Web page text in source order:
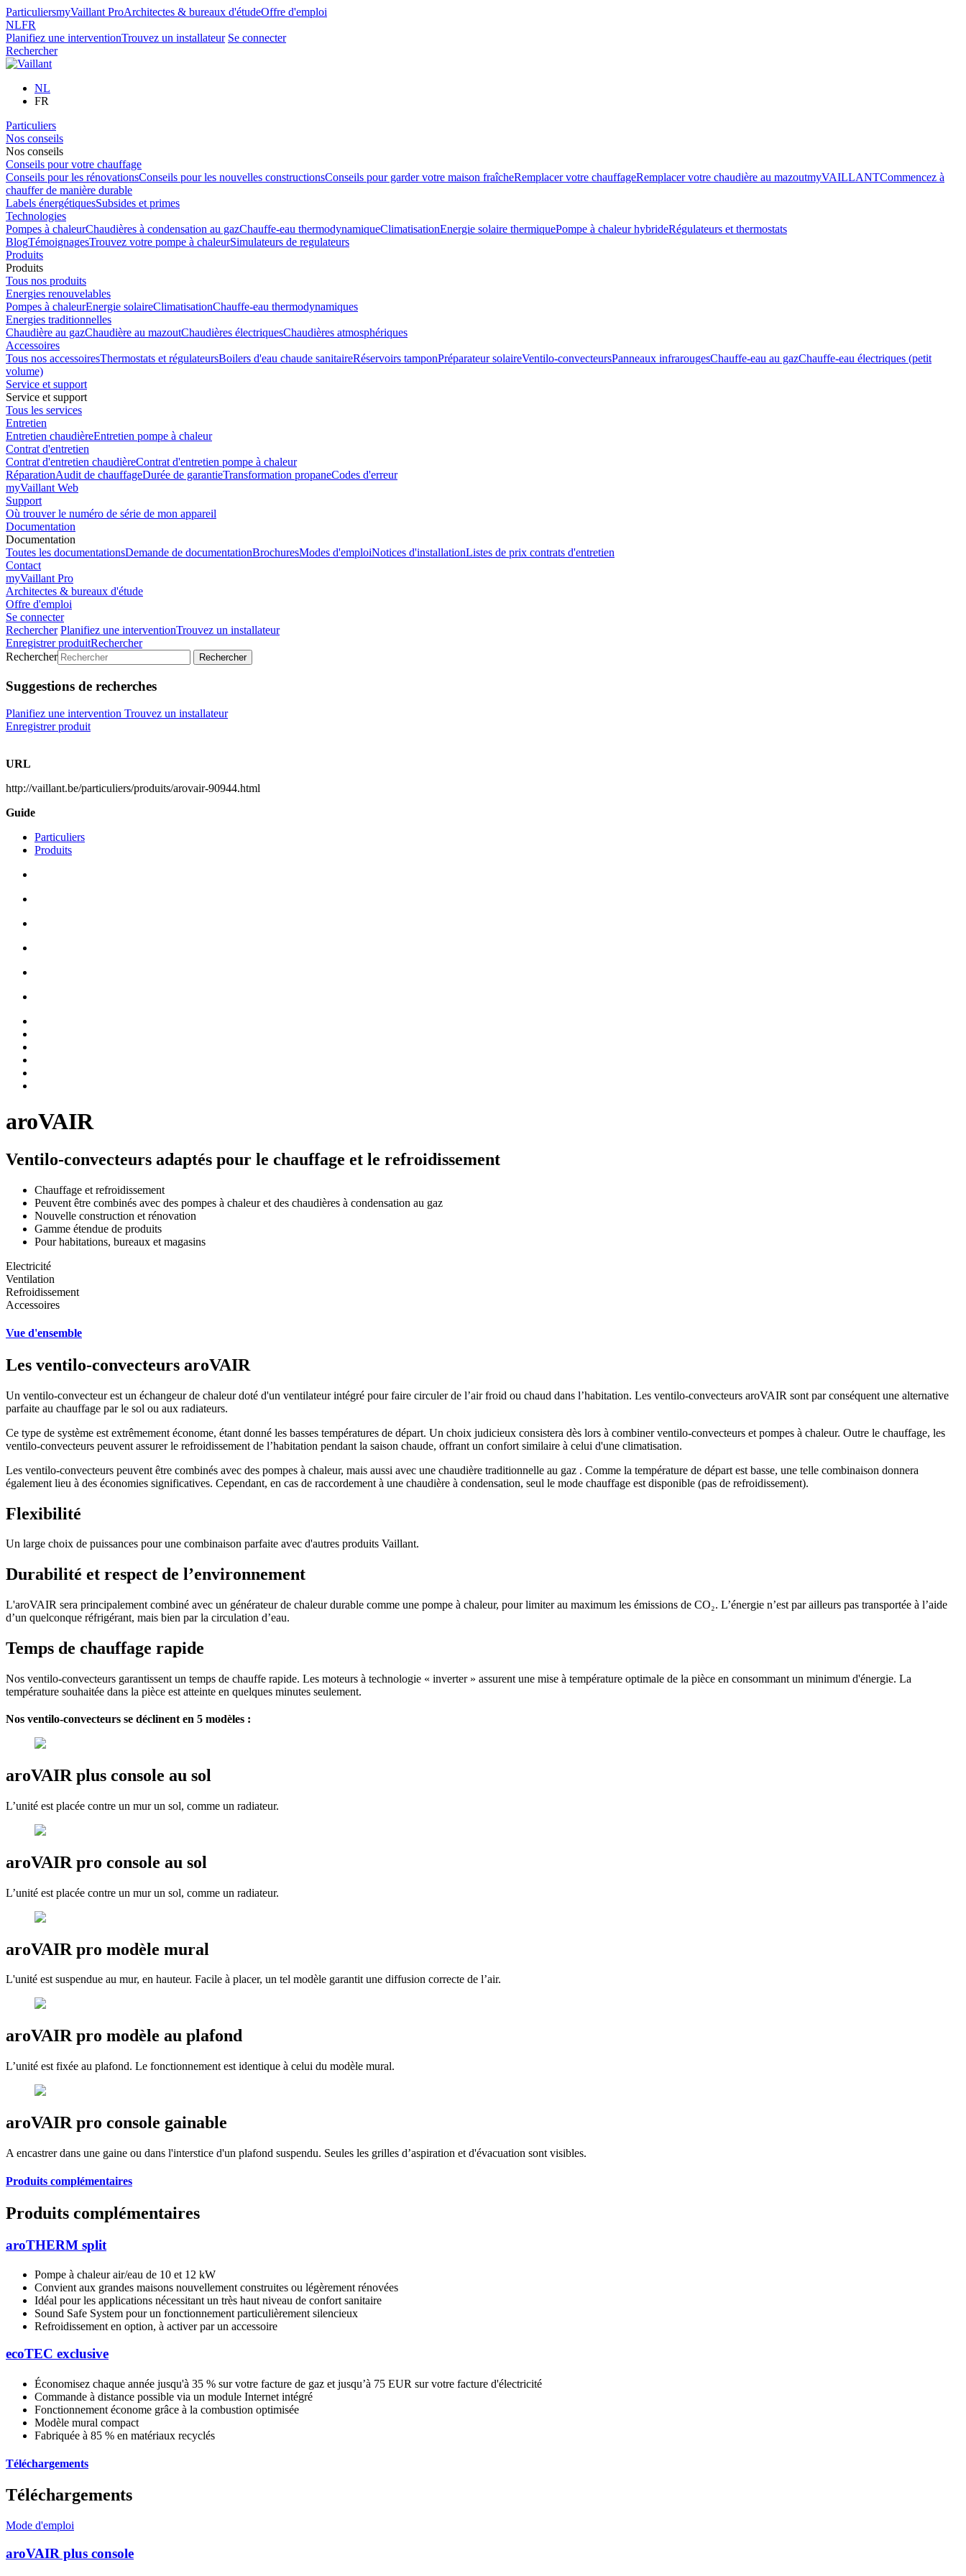
ParticuliersmyVaillant ProArchitectes & bureaux d'étudeOffre d'emploi
NLFR
Planifiez une interventionTrouvez un installateur Se connecter
Rechercher
NL
FR
Particuliers
Nos conseils
Nos conseils
Conseils pour votre chauffage
Conseils pour les rénovationsConseils pour les nouvelles constructionsConseils pour garder votre maison fraîcheRemplacer votre chauffageRemplacer votre chaudière au mazoutmyVAILLANTCommencez à
chauffer de manière durable
Labels énergétiquesSubsides et primes
Technologies
Pompes à chaleurChaudières à condensation au gazChauffe-eau thermodynamiqueClimatisationEnergie solaire thermiquePompe à chaleur hybrideRégulateurs et thermostats
BlogTémoignagesTrouvez votre pompe à chaleurSimulateurs de regulateurs
Produits
Produits
Tous nos produits
Energies renouvelables
Pompes à chaleurEnergie solaireClimatisationChauffe-eau thermodynamiques
Energies traditionnelles
Chaudière au gazChaudière au mazoutChaudières électriquesChaudières atmosphériques
Accessoires
Tous nos accessoiresThermostats et régulateursBoilers d'eau chaude sanitaireRéservoirs tamponPréparateur solaireVentilo-convecteursPanneaux infrarougesChauffe-eau au gazChauffe-eau électriques (petit
volume)
Service et support
Service et support
Tous les services
Entretien
Entretien chaudièreEntretien pompe à chaleur
Contrat d'entretien
Contrat d'entretien chaudièreContrat d'entretien pompe à chaleur
RéparationAudit de chauffageDurée de garantieTransformation propaneCodes d'erreur
myVaillant Web
Support
Où trouver le numéro de série de mon appareil
Documentation
Documentation
Toutes les documentationsDemande de documentationBrochuresModes d'emploiNotices d'installationListes de prix contrats d'entretien
Contact
myVaillant Pro
Architectes & bureaux d'étude
Offre d'emploi
Se connecter
Rechercher Planifiez une interventionTrouvez un installateur
Enregistrer produitRechercher
Rechercher
Rechercher
Suggestions de recherches
Planifiez une intervention Trouvez un installateur
Enregistrer produit
URL
http://vaillant.be/particuliers/produits/arovair-90944.html
Guide
Particuliers
Produits
aroVAIR
Ventilo-convecteurs adaptés pour le chauffage et le refroidissement
Chauffage et refroidissement
Peuvent être combinés avec des pompes à chaleur et des chaudières à condensation au gaz
Nouvelle construction et rénovation
Gamme étendue de produits
Pour habitations, bureaux et magasins
Electricité
Ventilation
Refroidissement
Accessoires
Vue d'ensemble
Les ventilo-convecteurs aroVAIR
Un ventilo-convecteur est un échangeur de chaleur doté d'un ventilateur intégré pour faire circuler de l’air froid ou chaud dans l’habitation. Les ventilo-convecteurs aroVAIR sont par conséquent une alternative
parfaite au chauffage par le sol ou aux radiateurs.
Ce type de système est extrêmement économe, étant donné les basses températures de départ. Un choix judicieux consistera dès lors à combiner ventilo-convecteurs et pompes à chaleur. Outre le chauffage, les
ventilo-convecteurs peuvent assurer le refroidissement de l’habitation pendant la saison chaude, offrant un confort similaire à celui d'une climatisation.
Les ventilo-convecteurs peuvent être combinés avec des pompes à chaleur, mais aussi avec une chaudière traditionnelle au gaz . Comme la température de départ est basse, une telle combinaison donnera
également lieu à des économies significatives. Cependant, en cas de raccordement à une chaudière à condensation, seul le mode chauffage est disponible (pas de refroidissement).
Flexibilité
Un large choix de puissances pour une combinaison parfaite avec d'autres produits Vaillant.
Durabilité et respect de l’environnement
L'aroVAIR sera principalement combiné avec un générateur de chaleur durable comme une pompe à chaleur, pour limiter au maximum les émissions de CO₂. L’énergie n’est par ailleurs pas transportée à l’aide
d’un quelconque réfrigérant, mais bien par la circulation d’eau.
Temps de chauffage rapide
Nos ventilo-convecteurs garantissent un temps de chauffe rapide. Les moteurs à technologie « inverter » assurent une mise à température optimale de la pièce en consommant un minimum d'énergie. La
température souhaitée dans la pièce est atteinte en quelques minutes seulement.
Nos ventilo-convecteurs se déclinent en 5 modèles :
aroVAIR plus console au sol
L’unité est placée contre un mur un sol, comme un radiateur.
aroVAIR pro console au sol
L’unité est placée contre un mur un sol, comme un radiateur.
aroVAIR pro modèle mural
L'unité est suspendue au mur, en hauteur. Facile à placer, un tel modèle garantit une diffusion correcte de l’air.
aroVAIR pro modèle au plafond
L’unité est fixée au plafond. Le fonctionnement est identique à celui du modèle mural.
aroVAIR pro console gainable
A encastrer dans une gaine ou dans l'interstice d'un plafond suspendu. Seules les grilles d’aspiration et d'évacuation sont visibles.
Produits complémentaires
Produits complémentaires
aroTHERM split
Pompe à chaleur air/eau de 10 et 12 kW
Convient aux grandes maisons nouvellement construites ou légèrement rénovées
Idéal pour les applications nécessitant un très haut niveau de confort sanitaire
Sound Safe System pour un fonctionnement particulièrement silencieux
Refroidissement en option, à activer par un accessoire
ecoTEC exclusive
Économisez chaque année jusqu'à 35 % sur votre facture de gaz et jusqu’à 75 EUR sur votre facture d'électricité
Commande à distance possible via un module Internet intégré
Fonctionnement économe grâce à la combustion optimisée
Modèle mural compact
Fabriquée à 85 % en matériaux recyclés
Téléchargements
Téléchargements
Mode d'emploi
aroVAIR plus console